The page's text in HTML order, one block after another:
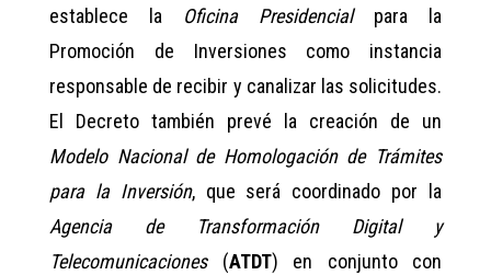
establece la Oficina Presidencialpara la
Promoción de Inversiones como instancia
responsable de recibir y canalizar las solicitudes.
El Decreto también prevé la creación de un
Modelo Nacional de Homologación de Trámites
para la Inversión, que será coordinado por la
Agencia de Transformación Digital y
Telecomunicaciones(ATDT) en conjunto con